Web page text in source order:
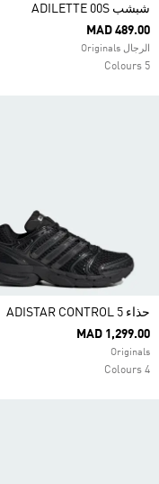
شبشب ADILETTE 00S
MAD 489.00
الرجال Originals
5 Colours
حذاء ADISTAR CONTROL 5
MAD 1,299.00
Originals
4 Colours